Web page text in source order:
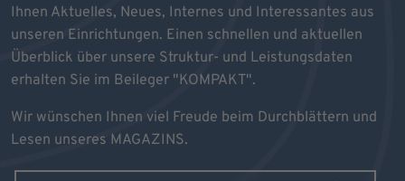
Ihnen Aktuelles, Neues, Internes und Interessantes aus
unseren Einrichtungen. Einen schnellen und aktuellen
Überblick über unsere Struktur- und Leistungsdaten
erhalten Sie im Beileger "KOMPAKT".
Wir wünschen Ihnen viel Freude beim Durchblättern und
Lesen unseres MAGAZINS.